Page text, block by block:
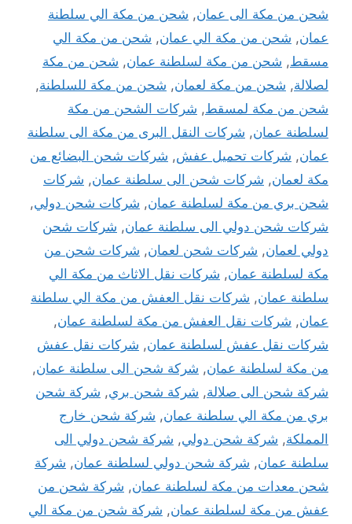
شحن من مكة الى عمان, شحن من مكة الي سلطنة
عمان, شحن من مكة الي عمان, شحن من مكة الي
مسقط, شحن من مكة لسلطنة عمان, شحن من مكة
لصلالة, شحن من مكة لعمان, شحن من مكة للسلطنة,
شحن من مكة لمسقط, شركات الشحن من مكة
لسلطنة عمان, شركات النقل البرى من مكة الى سلطنة
عمان, شركات تحميل عفش, شركات شحن البضائع من
مكة لعمان, شركات شحن الى سلطنة عمان, شركات
شحن بري من مكة لسلطنة عمان, شركات شحن دولي,
شركات شحن دولي الى سلطنة عمان, شركات شحن
دولي لعمان, شركات شحن لعمان, شركات شحن من
مكة لسلطنة عمان, شركات نقل الاثاث من مكة الي
سلطنة عمان, شركات نقل العفش من مكة الي سلطنة
عمان, شركات نقل العفش من مكة لسلطنة عمان,
شركات نقل عفش لسلطنة عمان, شركات نقل عفش
من مكة لسلطنة عمان, شركة شحن الى سلطنة عمان,
شركة شحن الى صلالة, شركة شحن بري, شركة شحن
بري من مكة الي سلطنة عمان, شركة شحن خارج
المملكة, شركة شحن دولي, شركة شحن دولي الى
سلطنة عمان, شركة شحن دولي لسلطنة عمان, شركة
شحن معدات من مكة لسلطنة عمان, شركة شحن من
عفش من مكة لسلطنة عمان, شركة شحن من مكة الي